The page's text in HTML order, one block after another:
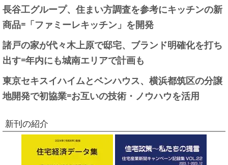
長谷工グループ、住まい方調査を参考にキッチンの新
商品=「ファミーレキッチン」を開発
諸戸の家が代々木上原で邸宅、ブランド明確化を打ち
出す=年内にも城南エリアで計画も
東京セキスイハイムとベンハウス、横浜都筑区の分譲
地開発で初協業=お互いの技術・ノウハウを活用
新刊の紹介